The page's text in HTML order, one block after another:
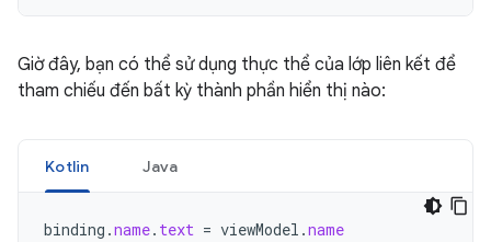
Giờ đây, bạn có thể sử dụng thực thể của lớp liên kết để
tham chiếu đến bất kỳ thành phần hiển thị nào:
Kotlin Java
binding .name. text = viewModel .name